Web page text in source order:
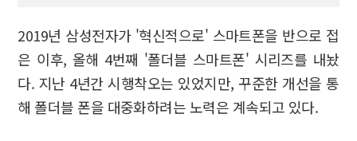
2019년 삼성전자가 '혁신적으로' 스마트폰을 반으로 접
은 이후, 올해 4번째 '폴더블 스마트폰' 시리즈를 내놨
다. 지난 4년간 시행착오는 있었지만, 꾸준한 개선을 통
해 폴더블 폰을 대중화하려는 노력은 계속되고 있다.